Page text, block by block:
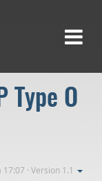
Type O
· Version 1.1